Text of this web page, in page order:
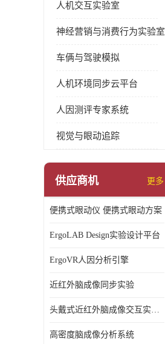
人机交互实验室
神经营销与消费行为实验室
车俩与驾驶模拟
人机环境同步云平台
人因测评专家系统
视觉与眼动追踪
供应商机 更多
便携式眼动仪 便携式眼动方案
ErgoLAB Design实验设计平台
ErgoVR人因分析引擎
近红外脑成像同步实验
头戴式近红外脑成像交互实验室
高密度脑成像分析系统